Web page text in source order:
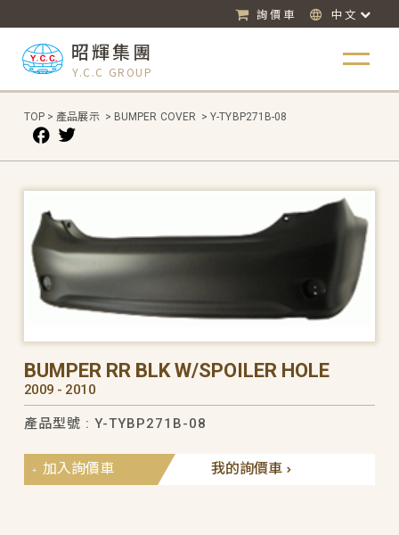
詢價車 中文
昭輝集團
Y.C.C GROUP
TOP > 產品展示 > BUMPER COVER > Y-TYBP271B-08
BUMPER RR BLK W/SPOILER HOLE
2009 - 2010
產品型號 : Y-TYBP271B-08
我的詢價車
加入詢價車